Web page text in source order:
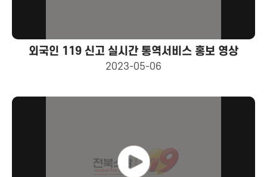
외국인 119 신고 실시간 통역서비스 홍보 영상
2023-05-06